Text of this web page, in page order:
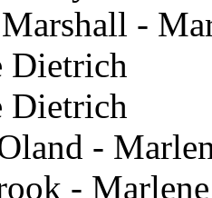
-
Dietrich
Dietrich
-
-